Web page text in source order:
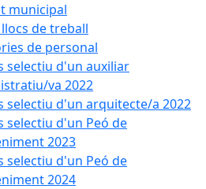
municipal
de treball
de personal
selectiu d'un auxiliar
va 2022
selectiu d'un arquitecte/a 2022
selectiu d'un Peó de
2023
selectiu d'un Peó de
2024